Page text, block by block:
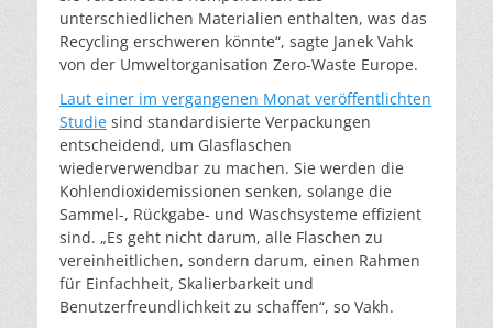
unterschiedlichen Materialien enthalten, was das
Recycling erschweren könnte“, sagte Janek Vahk
von der Umweltorganisation Zero-Waste Europe.
Laut einer im vergangenen Monat veröffentlichten
Studie sind standardisierte Verpackungen
entscheidend, um Glasflaschen
wiederverwendbar zu machen. Sie werden die
Kohlendioxidemissionen senken, solange die
Sammel-, Rückgabe- und Waschsysteme effizient
sind. „Es geht nicht darum, alle Flaschen zu
vereinheitlichen, sondern darum, einen Rahmen
für Einfachheit, Skalierbarkeit und
Benutzerfreundlichkeit zu schaffen“, so Vakh.